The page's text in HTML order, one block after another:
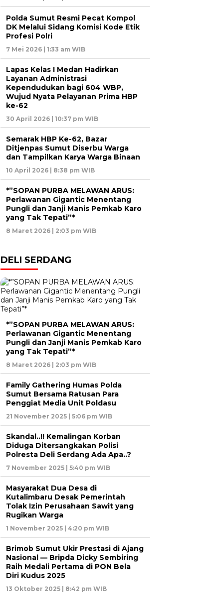
Polda Sumut Resmi Pecat Kompol
DK Melalui Sidang Komisi Kode Etik
Profesi Polri
7 Mei 2026 | 1:33 am WIB
Lapas Kelas I Medan Hadirkan
Layanan Administrasi
Kependudukan bagi 604 WBP,
Wujud Nyata Pelayanan Prima HBP
ke-62
30 April 2026 | 10:37 pm WIB
Semarak HBP Ke-62, Bazar
Ditjenpas Sumut Diserbu Warga
dan Tampilkan Karya Warga Binaan
10 April 2026 | 8:38 pm WIB
*”SOPAN PURBA MELAWAN ARUS:
Perlawanan Gigantic Menentang
Pungli dan Janji Manis Pemkab Karo
yang Tak Tepati”*
8 Maret 2026 | 2:03 pm WIB
DELI SERDANG
*”SOPAN PURBA MELAWAN ARUS:
Perlawanan Gigantic Menentang
Pungli dan Janji Manis Pemkab Karo
yang Tak Tepati”*
8 Maret 2026 | 2:03 pm WIB
Family Gathering Humas Polda
Sumut Bersama Ratusan Para
Penggiat Media Unit Poldasu
21 November 2025 | 5:06 pm WIB
Skandal..!! Kemalingan Korban
Diduga Ditersangkakan Polisi
Polresta Deli Serdang Ada Apa..?
7 November 2025 | 5:40 pm WIB
Masyarakat Dua Desa di
Kutalimbaru Desak Pemerintah
Tolak Izin Perusahaan Sawit yang
Rugikan Warga
1 November 2025 | 4:20 pm WIB
Brimob Sumut Ukir Prestasi di Ajang
Nasional — Bripda Dicky Sembiring
Raih Medali Pertama di PON Bela
Diri Kudus 2025
13 Oktober 2025 | 8:42 pm WIB